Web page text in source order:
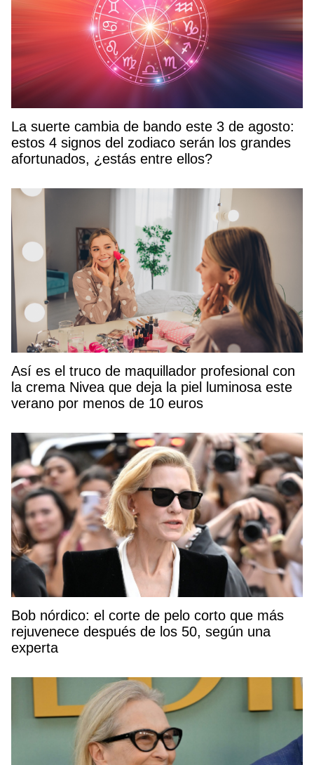
La suerte cambia de bando este 3 de agosto:
estos 4 signos del zodiaco serán los grandes
afortunados, ¿estás entre ellos?
Así es el truco de maquillador profesional con
la crema Nivea que deja la piel luminosa este
verano por menos de 10 euros
Bob nórdico: el corte de pelo corto que más
rejuvenece después de los 50, según una
experta